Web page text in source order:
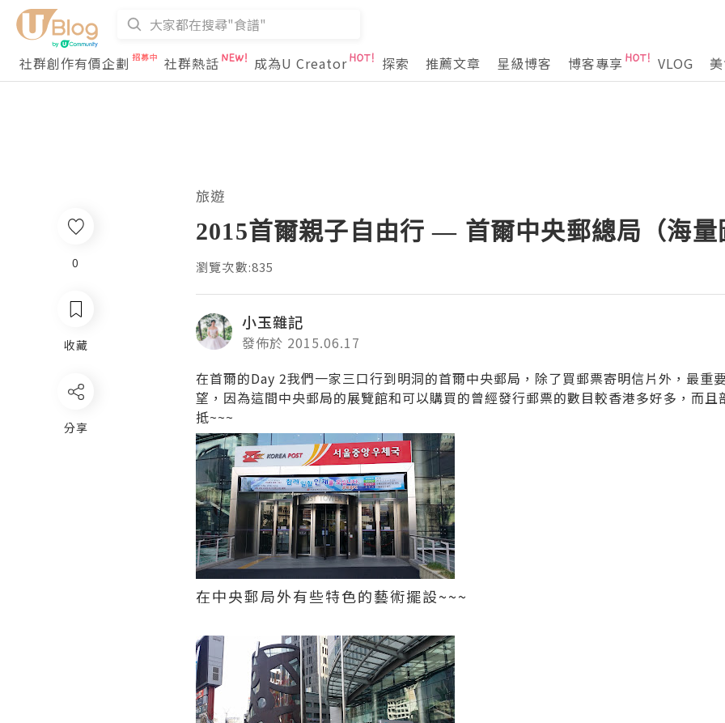
社群創作有價企劃 社群熱話 成為U Creator 探索 推薦文章 星級博客 博客專享 VLOG
0
收藏
分享
旅遊
2015首爾親子自由行 — 首爾中央郵總局（海量
瀏覽次數:835
小玉雜記
發佈於 2015.06.17
在首爾的Day 2我們一家三口行到明洞的首爾中央郵局，除了買郵票寄明信片外，最重
望，因為這間中央郵局的展覽館和可以購買的曾經發行郵票的數目較香港多好多，而
抵~~~
在中央郵局外有些特色的藝術擺設~~~